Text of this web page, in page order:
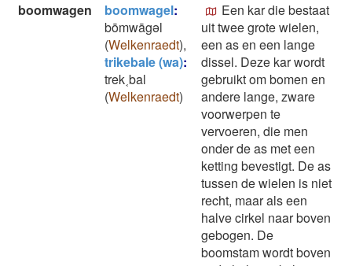
boomwagen boomwagel:
bōmwāgǝl
(Welkenraedt),
trikebale (wa):
trek˱bal
(Welkenraedt)
Een kar die bestaat
uit twee grote wielen,
een as en een lange
dissel. Deze kar wordt
gebruikt om bomen en
andere lange, zware
voorwerpen te
vervoeren, die men
onder de as met een
ketting bevestigt. De as
tussen de wielen is niet
recht, maar als een
halve cirkel naar boven
gebogen. De
boomstam wordt boven